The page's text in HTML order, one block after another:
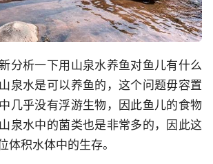
分析一下用山泉水养鱼对鱼儿有什么
泉水是可以养鱼的，这个问题毋容置
几乎没有浮游生物，因此鱼儿的食物
泉水中的菌类也是非常多的，因此这
体积水体中的生存。